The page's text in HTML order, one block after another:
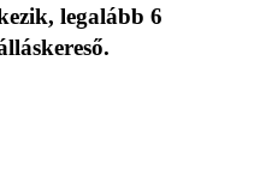
legalább 6